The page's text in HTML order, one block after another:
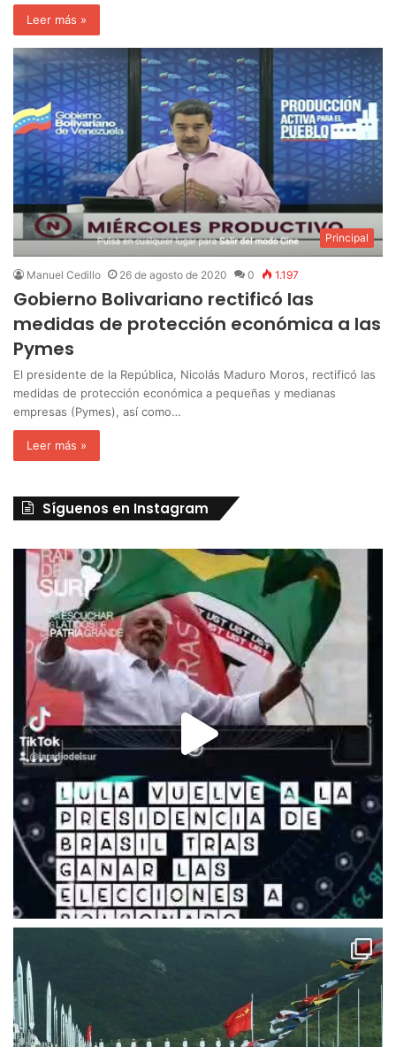
Leer más »
Principal
Manuel Cedillo 26 de agosto de 2020 0 1.197
Gobierno Bolivariano rectificó las
medidas de protección económica a las
Pymes
El presidente de la República, Nicolás Maduro Moros, rectificó las
medidas de protección económica a pequeñas y medianas
empresas (Pymes), así como…
Leer más »
Síguenos en Instagram